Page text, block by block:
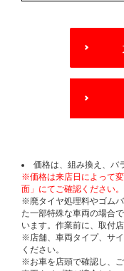
OPTIONS
価格は、組み換え、バ
※価格は来店日によって
面」にてご確認ください。
※廃タイヤ処理料やゴム
た一部特殊な車両の場合
います。作業前に、取付
※店舗、車両タイプ、サ
ください。
※お車を店頭で確認し、